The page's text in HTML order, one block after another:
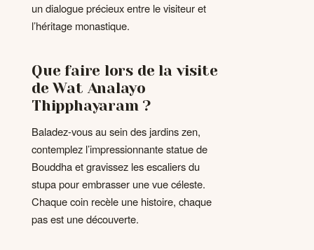
un dialogue précieux entre le visiteur et
l’héritage monastique.
Que faire lors de la visite
de Wat Analayo
Thipphayaram ?
Baladez-vous au sein des jardins zen,
contemplez l’impressionnante statue de
Bouddha et gravissez les escaliers du
stupa pour embrasser une vue céleste.
Chaque coin recèle une histoire, chaque
pas est une découverte.